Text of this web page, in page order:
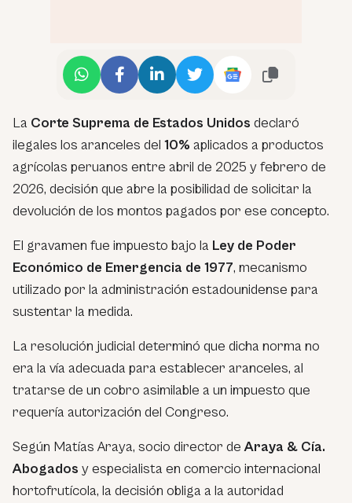
La Corte Suprema de Estados Unidos declaró
ilegales los aranceles del 10% aplicados a productos
agrícolas peruanos entre abril de 2025 y febrero de
2026, decisión que abre la posibilidad de solicitar la
devolución de los montos pagados por ese concepto.
El gravamen fue impuesto bajo la Ley de Poder
Económico de Emergencia de 1977, mecanismo
utilizado por la administración estadounidense para
sustentar la medida.
La resolución judicial determinó que dicha norma no
era la vía adecuada para establecer aranceles, al
tratarse de un cobro asimilable a un impuesto que
requería autorización del Congreso.
Según Matías Araya, socio director deAraya & Cía.
Abogados y especialista en comercio internacional
hortofrutícola, la decisión obliga a la autoridad